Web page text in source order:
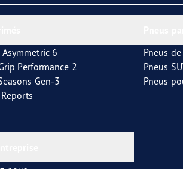
Asymmetric 6
Performance 2
Gen-3
Pneus
Pneus
Pneus